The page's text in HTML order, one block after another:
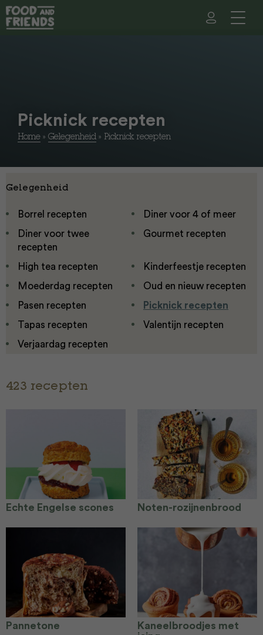
Picknick recepten
Home » Gelegenheid » Picknick recepten
Gelegenheid
Borrel recepten
Diner voor 4 of meer
Diner voor twee
recepten
Gourmet recepten
High tea recepten
Kinderfeestje recepten
Moederdag recepten
Oud en nieuw recepten
Pasen recepten
Picknick recepten
Tapas recepten
Valentijn recepten
Verjaardag recepten
423 recepten
Echte Engelse scones Noten-rozijnenbrood
Pannetone
Kaneelbroodjes met